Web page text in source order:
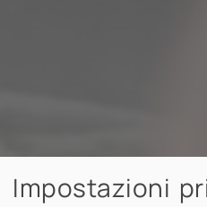
Impostazioni